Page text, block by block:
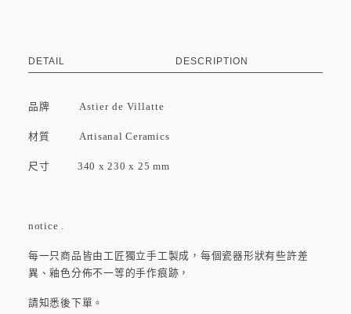
DETAIL DESCRIPTION
品牌 Astier de Villatte
材質 Artisanal Ceramics
尺寸 340 x 230 x 25 mm
notice .
每一只商品皆由工匠獨立手工製成，每個瓷器形狀有些許差
異、釉色分佈不一等的手作痕跡，
請知悉後下單。